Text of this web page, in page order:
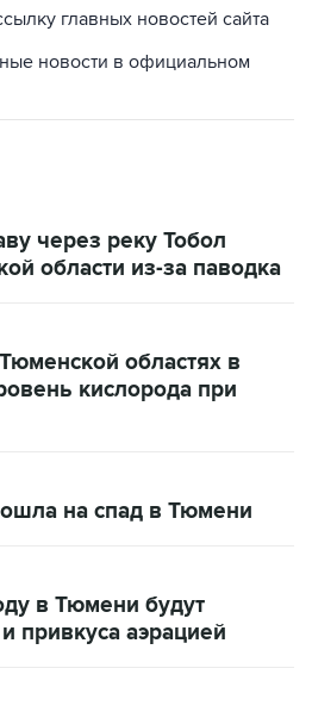
главных новостей сайта
новости в официальном
через реку Тобол
области из-за паводка
областях в
кислорода при
на спад в Тюмени
в Тюмени будут
привкуса аэрацией